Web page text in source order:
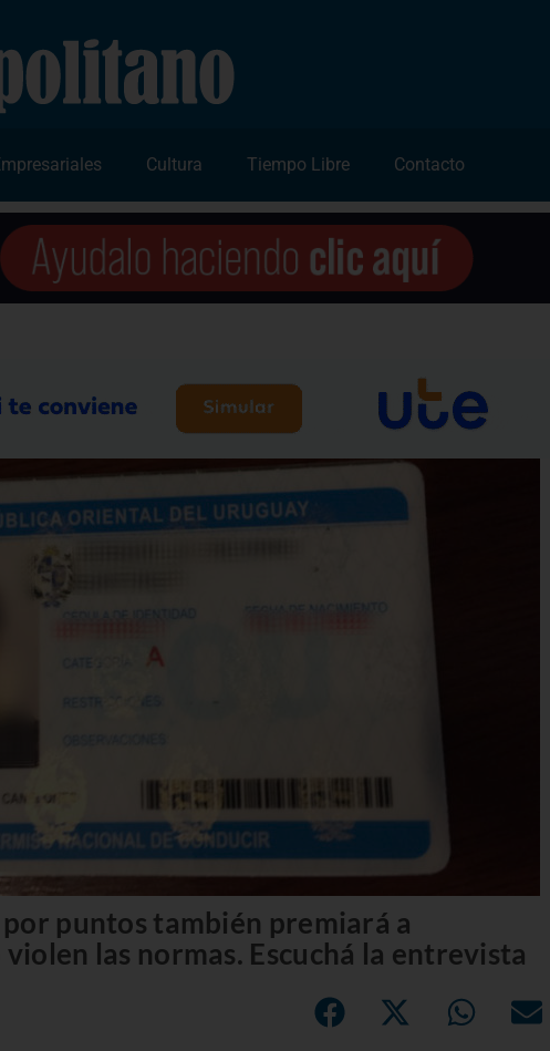
Cultura Tiempo Libre Contacto
puntos también premiará a
las normas. Escuchá la entrevista